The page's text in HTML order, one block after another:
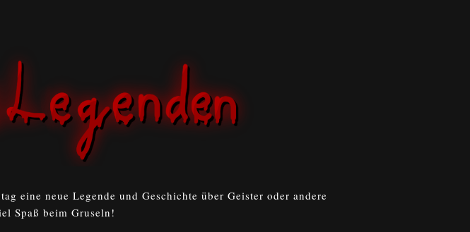
eine neue Legende und Geschichte über Geister oder andere
Spaß beim Gruseln!